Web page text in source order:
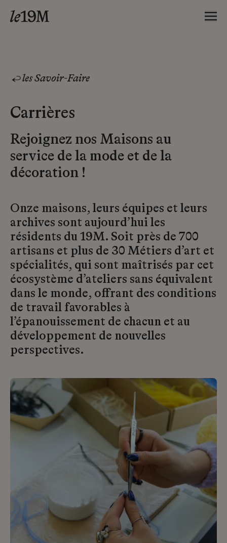
les Savoir-Faire
Carrières
Rejoignez nos Maisons au
service de la mode et de la
décoration !
Onze maisons, leurs équipes et leurs
archives sont aujourd’hui les
résidents du 19M. Soit près de 700
artisans et plus de 30 Métiers d’art et
spécialités, qui sont maîtrisés par cet
écosystème d’ateliers sans équivalent
dans le monde, offrant des conditions
de travail favorables à
l’épanouissement de chacun et au
développement de nouvelles
perspectives.